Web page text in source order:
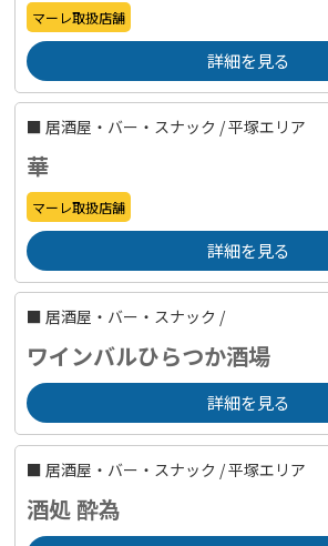
マーレ取扱店舗
詳細を見る
■ 居酒屋・バー・スナック /平塚エリア
華
マーレ取扱店舗
詳細を見る
■ 居酒屋・バー・スナック /
ワインバルひらつか酒場
詳細を見る
■ 居酒屋・バー・スナック /平塚エリア
酒処 酔為